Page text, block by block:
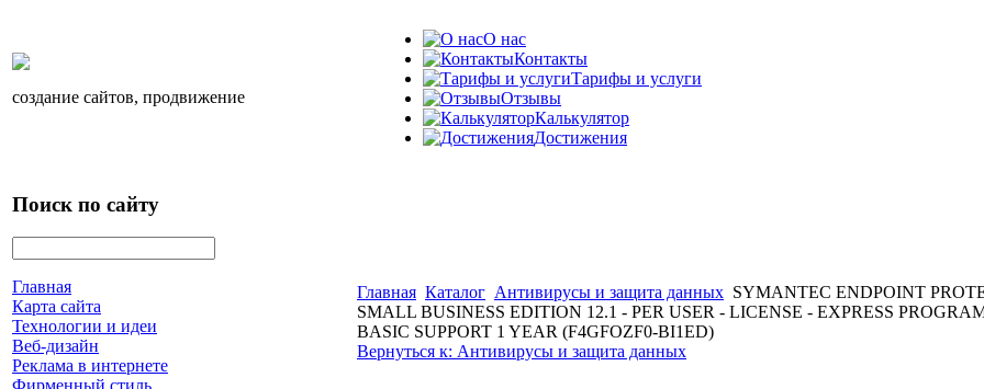
создание сайтов, продвижение
О нас
Контакты
Тарифы и услуги
Отзывы
Калькулятор
Достижения
Поиск по сайту
Главная
Карта сайта
Технологии и идеи
Веб-дизайн
Реклама в интернете
Главная Каталог Антивирусы и защита данных SYMANTEC ENDPOINT
SMALL BUSINESS EDITION 12.1 - PER USER - LICENSE - EXPRESS
BASIC SUPPORT 1 YEAR (F4GFOZF0-BI1ED)
Вернуться к: Антивирусы и защита данных